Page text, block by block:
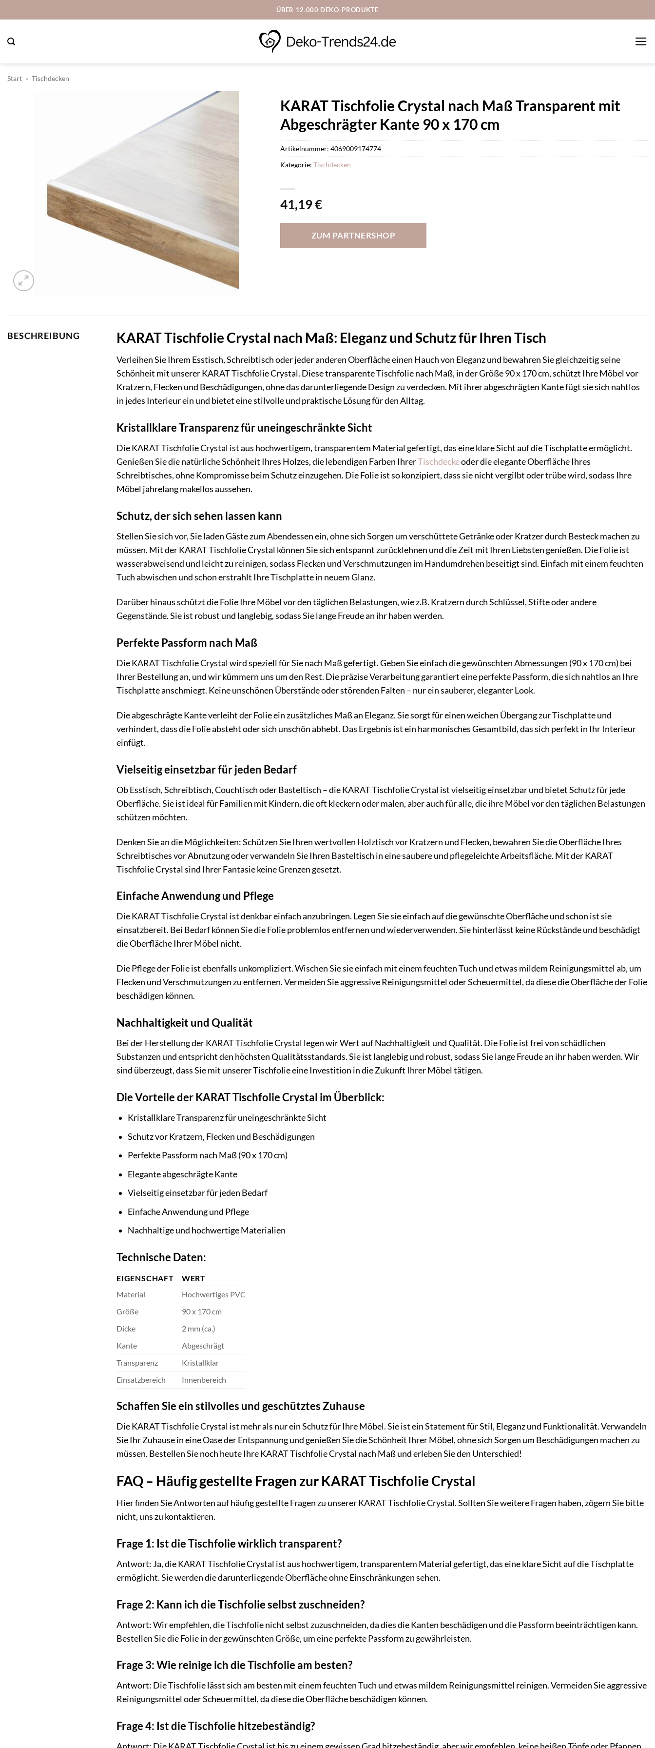
Inhalt
ÜBER 12.000 DEKO-PRODUKTE
Start » Tischdecken
KARAT Tischfolie Crystal nach Maß Transparent mit
Abgeschrägter Kante 90 x 170 cm
41,19€
ZUM PARTNERSHOP
Artikelnummer: 4069009174774
Kategorie: Tischdecken
BESCHREIBUNG KARAT Tischfolie Crystal nach Maß: Eleganz und Schutz für Ihren Tisch
Verleihen Sie Ihrem Esstisch, Schreibtisch oder jeder anderen Oberfläche einen Hauch von Eleganz und bewahren Sie gleichzeitig seine
Schönheit mit unserer KARAT Tischfolie Crystal. Diese transparente Tischfolie nach Maß, in der Größe 90 x 170 cm, schützt Ihre Möbel vor
Kratzern, Flecken und Beschädigungen, ohne das darunterliegende Design zu verdecken. Mit ihrer abgeschrägten Kante fügt sie sich nahtlos
in jedes Interieur ein und bietet eine stilvolle und praktische Lösung für den Alltag.
Kristallklare Transparenz für uneingeschränkte Sicht
Die KARAT Tischfolie Crystal ist aus hochwertigem, transparentem Material gefertigt, das eine klare Sicht auf die Tischplatte ermöglicht.
Genießen Sie die natürliche Schönheit Ihres Holzes, die lebendigen Farben IhrerTischdeckeoder die elegante Oberfläche Ihres
Schreibtisches, ohne Kompromisse beim Schutz einzugehen. Die Folie ist so konzipiert, dass sie nicht vergilbt oder trübe wird, sodass Ihre
Möbel jahrelang makellos aussehen.
Schutz, der sich sehen lassen kann
Stellen Sie sich vor, Sie laden Gäste zum Abendessen ein, ohne sich Sorgen um verschüttete Getränke oder Kratzer durch Besteck machen zu
müssen. Mit der KARAT Tischfolie Crystal können Sie sich entspannt zurücklehnen und die Zeit mit Ihren Liebsten genießen. Die Folie ist
wasserabweisend und leicht zu reinigen, sodass Flecken und Verschmutzungen im Handumdrehen beseitigt sind. Einfach mit einem feuchten
Tuch abwischen und schon erstrahlt Ihre Tischplatte in neuem Glanz.
Darüber hinaus schützt die Folie Ihre Möbel vor den täglichen Belastungen, wie z.B. Kratzern durch Schlüssel, Stifte oder andere
Gegenstände. Sie ist robust und langlebig, sodass Sie lange Freude an ihr haben werden.
Perfekte Passform nach Maß
Die KARAT Tischfolie Crystal wird speziell für Sie nach Maß gefertigt. Geben Sie einfach die gewünschten Abmessungen (90 x 170 cm) bei
Ihrer Bestellung an, und wir kümmern uns um den Rest. Die präzise Verarbeitung garantiert eine perfekte Passform, die sich nahtlos an Ihre
Tischplatte anschmiegt. Keine unschönen Überstände oder störenden Falten – nur ein sauberer, eleganter Look.
Die abgeschrägte Kante verleiht der Folie ein zusätzliches Maß an Eleganz. Sie sorgt für einen weichen Übergang zur Tischplatte und
verhindert, dass die Folie absteht oder sich unschön abhebt. Das Ergebnis ist ein harmonisches Gesamtbild, das sich perfekt in Ihr Interieur
einfügt.
Vielseitig einsetzbar für jeden Bedarf
Ob Esstisch, Schreibtisch, Couchtisch oder Basteltisch – die KARAT Tischfolie Crystal ist vielseitig einsetzbar und bietet Schutz für jede
Oberfläche. Sie ist ideal für Familien mit Kindern, die oft kleckern oder malen, aber auch für alle, die ihre Möbel vor den täglichen Belastungen
schützen möchten.
Denken Sie an die Möglichkeiten: Schützen Sie Ihren wertvollen Holztisch vor Kratzern und Flecken, bewahren Sie die Oberfläche Ihres
Schreibtisches vor Abnutzung oder verwandeln Sie Ihren Basteltisch in eine saubere und pflegeleichte Arbeitsfläche. Mit der KARAT
Tischfolie Crystal sind Ihrer Fantasie keine Grenzen gesetzt.
Einfache Anwendung und Pflege
Die KARAT Tischfolie Crystal ist denkbar einfach anzubringen. Legen Sie sie einfach auf die gewünschte Oberfläche und schon ist sie
einsatzbereit. Bei Bedarf können Sie die Folie problemlos entfernen und wiederverwenden. Sie hinterlässt keine Rückstände und beschädigt
die Oberfläche Ihrer Möbel nicht.
Die Pflege der Folie ist ebenfalls unkompliziert. Wischen Sie sie einfach mit einem feuchten Tuch und etwas mildem Reinigungsmittel ab, um
Flecken und Verschmutzungen zu entfernen. Vermeiden Sie aggressive Reinigungsmittel oder Scheuermittel, da diese die Oberfläche der Folie
beschädigen können.
Nachhaltigkeit und Qualität
Bei der Herstellung der KARAT Tischfolie Crystal legen wir Wert auf Nachhaltigkeit und Qualität. Die Folie ist frei von schädlichen
Substanzen und entspricht den höchsten Qualitätsstandards. Sie ist langlebig und robust, sodass Sie lange Freude an ihr haben werden. Wir
sind überzeugt, dass Sie mit unserer Tischfolie eine Investition in die Zukunft Ihrer Möbel tätigen.
Die Vorteile der KARAT Tischfolie Crystal im Überblick:
Kristallklare Transparenz für uneingeschränkte Sicht
Schutz vor Kratzern, Flecken und Beschädigungen
Perfekte Passform nach Maß (90 x 170 cm)
Elegante abgeschrägte Kante
Vielseitig einsetzbar für jeden Bedarf
Einfache Anwendung und Pflege
Nachhaltige und hochwertige Materialien
Technische Daten:
EIGENSCHAFT
WERT
Material
Hochwertiges PVC
Größe
90 x 170 cm
Dicke
2 mm (ca.)
Kante
Abgeschrägt
Transparenz
Kristallklar
Einsatzbereich
Innenbereich
Schaffen Sie ein stilvolles und geschütztes Zuhause
Die KARAT Tischfolie Crystal ist mehr als nur ein Schutz für Ihre Möbel. Sie ist ein Statement für Stil, Eleganz und Funktionalität. Verwandeln
Sie Ihr Zuhause in eine Oase der Entspannung und genießen Sie die Schönheit Ihrer Möbel, ohne sich Sorgen um Beschädigungen machen zu
müssen. Bestellen Sie noch heute Ihre KARAT Tischfolie Crystal nach Maß und erleben Sie den Unterschied!
FAQ – Häufig gestellte Fragen zur KARAT Tischfolie Crystal
Hier finden Sie Antworten auf häufig gestellte Fragen zu unserer KARAT Tischfolie Crystal. Sollten Sie weitere Fragen haben, zögern Sie bitte
nicht, uns zu kontaktieren.
Frage 1: Ist die Tischfolie wirklich transparent?
Antwort: Ja, die KARAT Tischfolie Crystal ist aus hochwertigem, transparentem Material gefertigt, das eine klare Sicht auf die Tischplatte
ermöglicht. Sie werden die darunterliegende Oberfläche ohne Einschränkungen sehen.
Frage 2: Kann ich die Tischfolie selbst zuschneiden?
Antwort: Wir empfehlen, die Tischfolie nicht selbst zuzuschneiden, da dies die Kanten beschädigen und die Passform beeinträchtigen kann.
Bestellen Sie die Folie in der gewünschten Größe, um eine perfekte Passform zu gewährleisten.
Frage 3: Wie reinige ich die Tischfolie am besten?
Antwort: Die Tischfolie lässt sich am besten mit einem feuchten Tuch und etwas mildem Reinigungsmittel reinigen. Vermeiden Sie aggressive
Reinigungsmittel oder Scheuermittel, da diese die Oberfläche beschädigen können.
Frage 4: Ist die Tischfolie hitzebeständig?